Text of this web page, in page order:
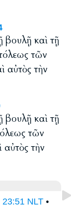
βουλῇ καὶ τῇ
τῶν
αὐτὸς τὴν
βουλῇ καὶ τῇ
τῶν
αὐτὸς τὴν
23:51 NLT •